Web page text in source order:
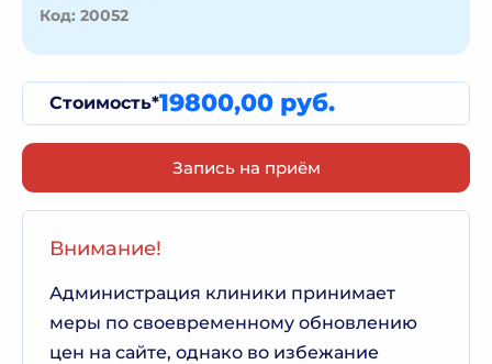
Код: 20052
Стоимость*19800,00 руб.
Запись на приём
Внимание!
Администрация клиники принимает
меры по своевременному обновлению
цен на сайте, однако во избежание